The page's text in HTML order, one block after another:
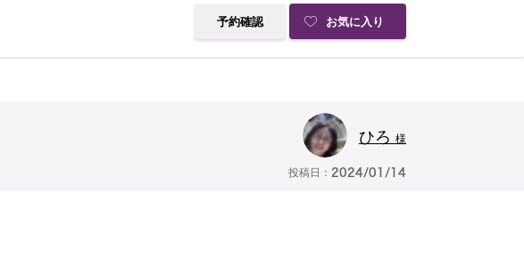
予約確認 お気に入り
ひろ 様
投稿日： 2024/01/14